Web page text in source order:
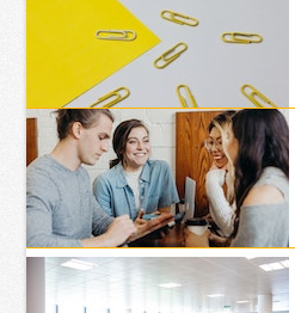
Ausbildung zur/zum